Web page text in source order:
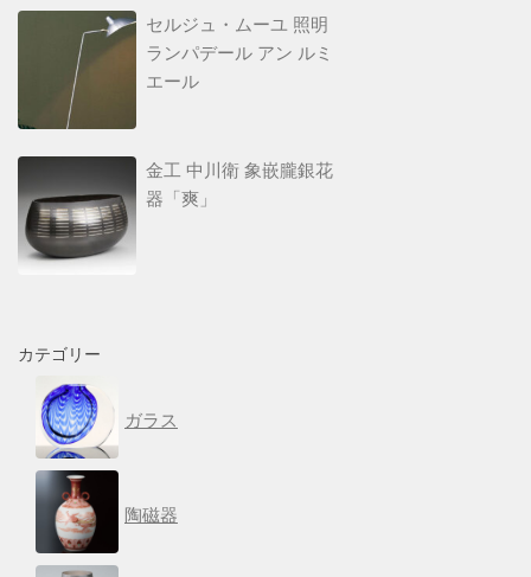
セルジュ・ムーユ 照明
ランパデール アン ルミ
エール
金工 中川衛 象嵌朧銀花
器「爽」
カテゴリー
ガラス
陶磁器